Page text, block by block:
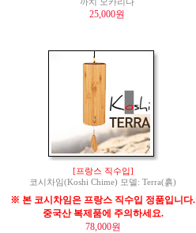
까치 오카리나
25,000원
[프랑스 직수입]
코시차임(Koshi Chime) 모델: Terra(흙)
※ 본 코시차임은 프랑스 직수입 정품입니다.
중국산 복제품에 주의하세요.
78,000원